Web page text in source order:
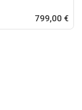
799,00 €